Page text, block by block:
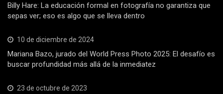
Billy Hare: La educación formal en fotografía no garantiza que
sepas ver; eso es algo que se lleva dentro
10 de diciembre de 2024
Mariana Bazo, jurado del World Press Photo 2025: El desafío es
buscar profundidad más allá de la inmediatez
23 de octubre de 2023